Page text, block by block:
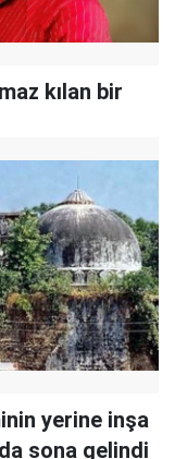
kılan bir
yerine inşa
sona gelindi